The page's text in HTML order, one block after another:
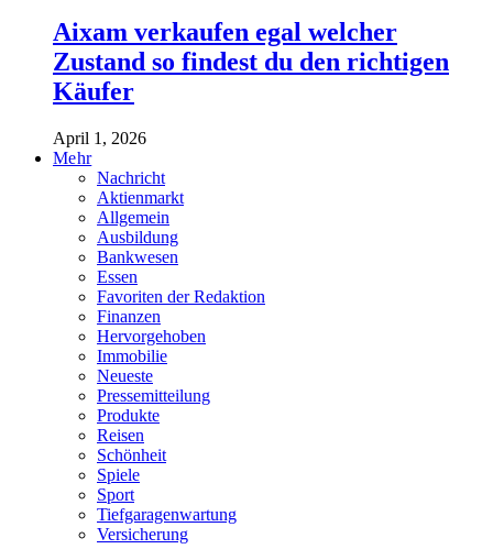
Aixam verkaufen egal welcher
Zustand so findest du den richtigen
Käufer
April 1, 2026
Mehr
Nachricht
Aktienmarkt
Allgemein
Ausbildung
Bankwesen
Essen
Favoriten der Redaktion
Finanzen
Hervorgehoben
Immobilie
Neueste
Pressemitteilung
Produkte
Reisen
Schönheit
Spiele
Sport
Tiefgaragenwartung
Versicherung